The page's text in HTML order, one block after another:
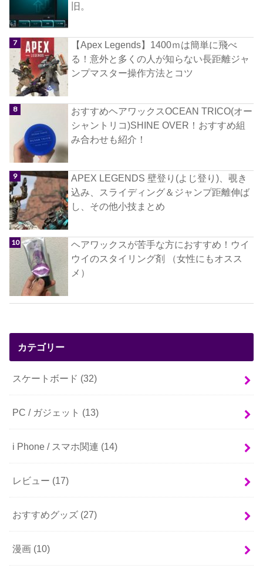
旧。
【Apex Legends】1400ｍは簡単に飛べ
る！意外と多くの人が知らない長距離ジャ
ンプマスター操作方法とコツ
おすすめヘアワックスOCEAN TRICO(オー
シャントリコ)SHINE OVER！おすすめ組
み合わせも紹介！
APEX LEGENDS 壁登り(よじ登り)、覗き
込み、スライディング＆ジャンプ距離伸ば
し、その他小技まとめ
ヘアワックスが苦手な方におすすめ！ウイ
ウイのスタイリング剤 （女性にもオスス
メ）
カテゴリー
スケートボード (32)
PC / ガジェット (13)
i Phone / スマホ関連 (14)
レビュー (17)
おすすめグッズ (27)
漫画 (10)